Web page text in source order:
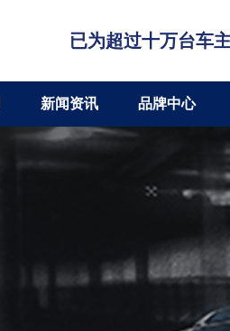
已为超过十万台车
新闻资讯 品牌中心